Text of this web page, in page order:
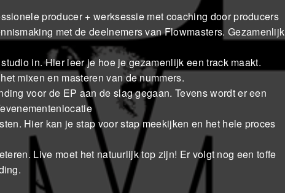
producer + werksessie met coaching door producers
met de deelnemers van Flowmasters. Gezamenlijk
in. Hier leer je hoe je gezamenlijk een track maakt.
mixen en masteren van de nummers.
voor de EP aan de slag gegaan. Tevens wordt er een
Hier kan je stap voor stap meekijken en het hele proces
Live moet het natuurlijk top zijn! Er volgt nog een toffe